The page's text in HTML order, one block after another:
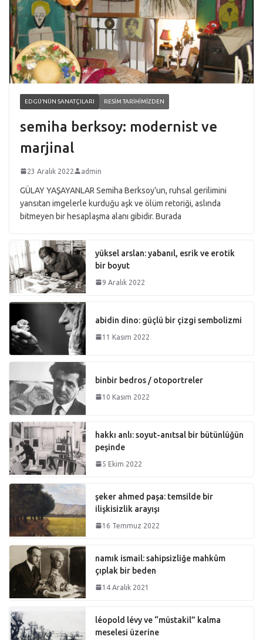
EDGÜ’NÜN SANATÇILARI RESIM TARIHIMIZDEN
semiha berksoy: modernist ve
marjinal
23 Aralık 2022 admin
GÜLAY YAŞAYANLAR Semiha Berksoy’un, ruhsal gerilimini
yansıtan imgelerle kurduğu aşk ve ölüm retoriği, aslında
bitmeyen bir hesaplaşma alanı gibidir. Burada
yüksel arslan: yabanıl, esrik ve erotik
bir boyut
9 Aralık 2022
abidin dino: güçlü bir çizgi sembolizmi
11 Kasım 2022
binbir bedros / otoportreler
10 Kasım 2022
hakkı anlı: soyut-anıtsal bir bütünlüğün
peşinde
5 Ekim 2022
şeker ahmed paşa: temsilde bir
ilişkisizlik arayışı
16 Temmuz 2022
namık ismail: sahipsizliğe mahkûm
çıplak bir beden
14 Aralık 2021
léopold lévy ve “müstakil” kalma
meselesi üzerine